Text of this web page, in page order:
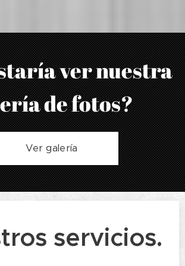
ver nuestra
de fotos?
Ver galería
servicios.